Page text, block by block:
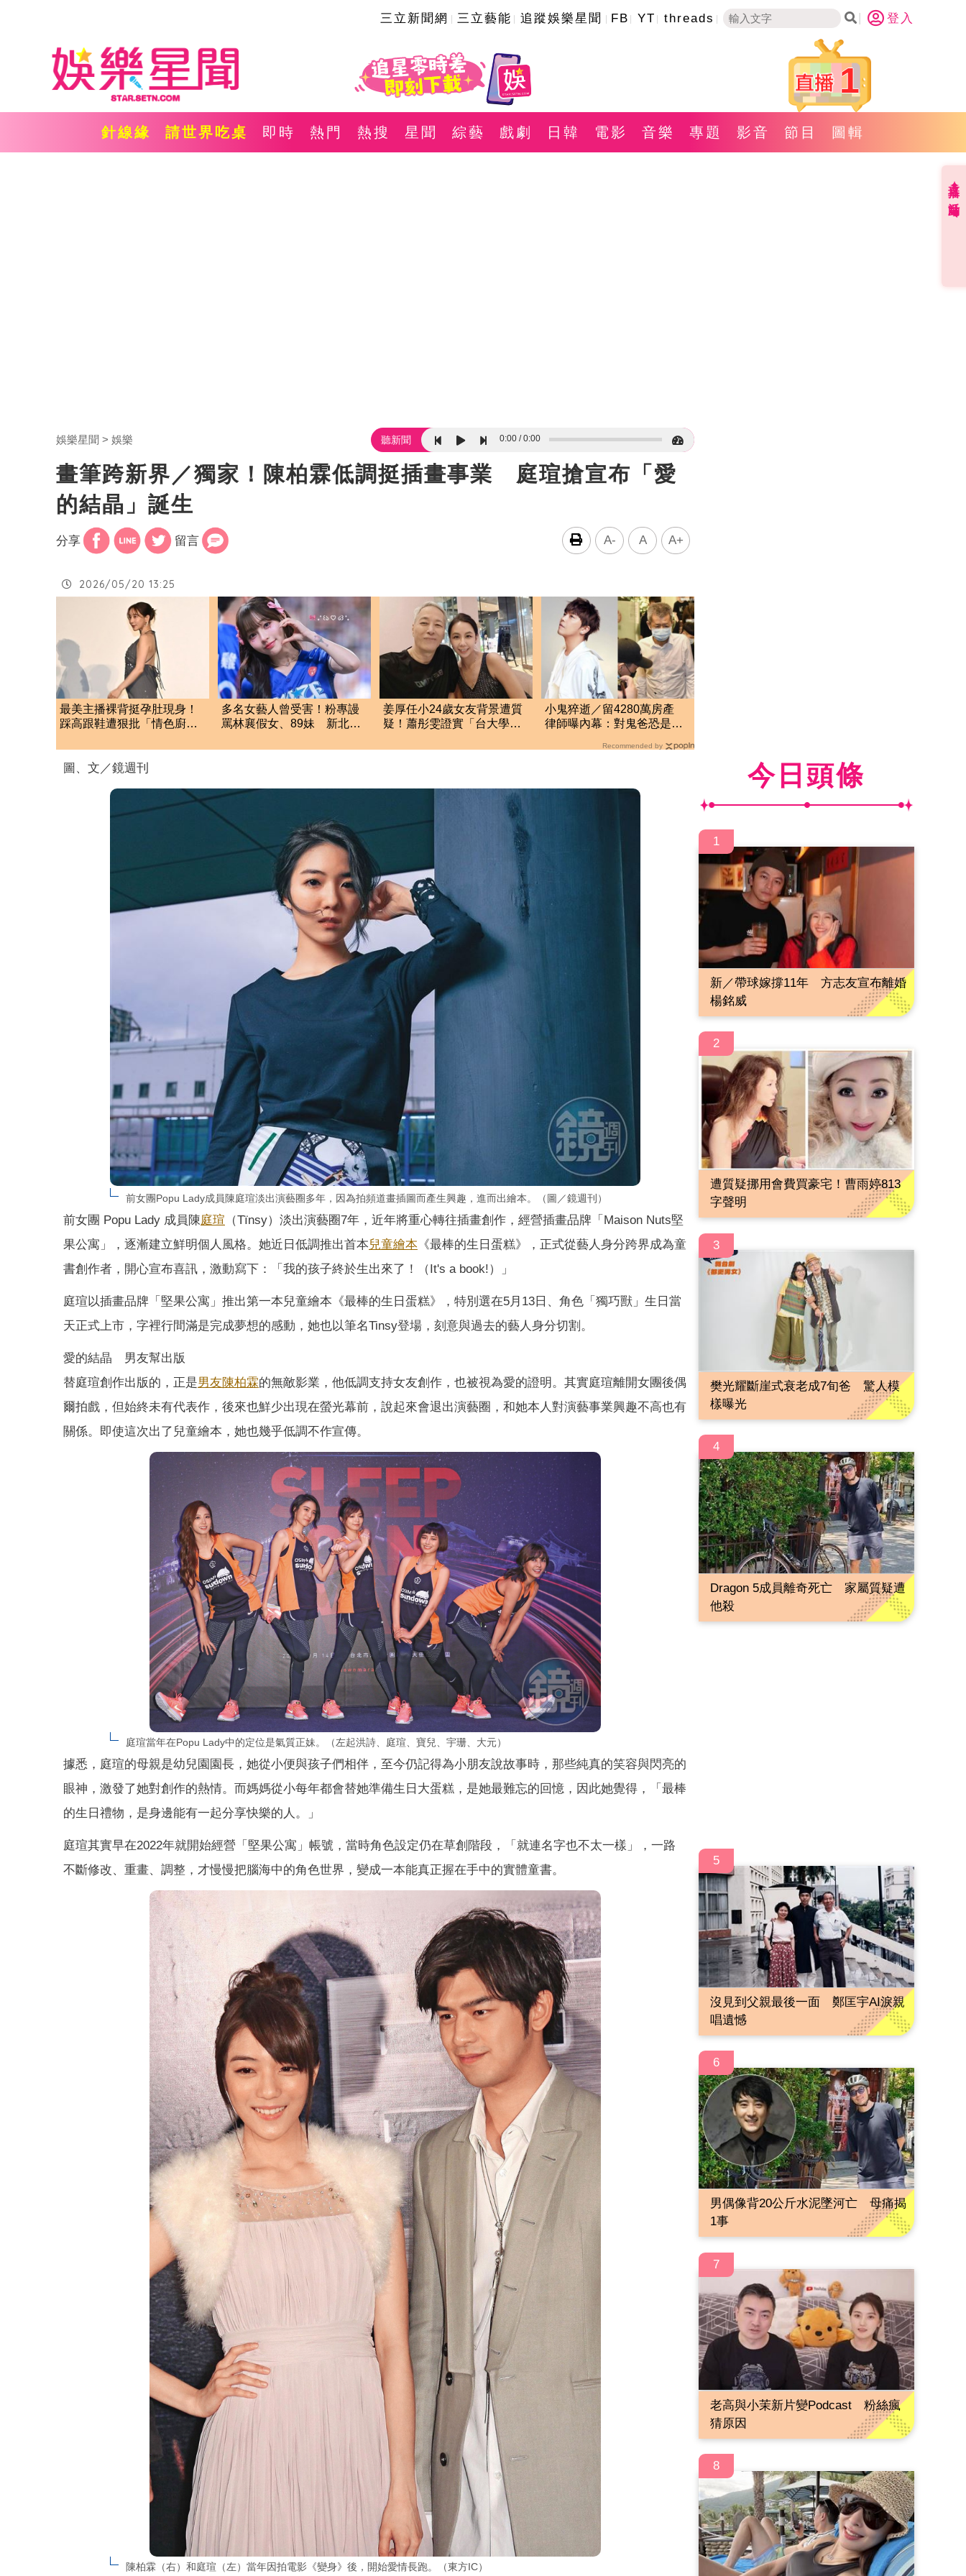
三立新聞網 三立藝能 追蹤娛樂星聞 FB YT threads 登入
1
針線緣 請世界吃桌 即時 熱門 熱搜 星聞 綜藝 戲劇 日韓 電影 音樂 專題 影音 節目 圖輯
娛樂星聞 娛樂 聽新聞 0:00 0:00
畫筆跨新界／獨家！陳柏霖低調挺插畫事業 庭瑄搶宣布「愛
的結晶」誕生
分享 留言 A- A A+
2026/05/20 13:25
最美主播裸背挺孕肚現身！
踩高跟鞋遭狠批「情色廚
多名女藝人曾受害！粉專謾
罵林襄假女、89妹 新北男
姜厚任小24歲女友背景遭質
疑！蕭彤雯證實「台大學歷
小鬼猝逝／留4280萬房產
律師曝內幕：對鬼爸恐是負
Recommended by
圖、文／鏡週刊
前女團Popu Lady成員陳庭瑄淡出演藝圈多年，因為拍頻道畫插圖而產生興趣，進而出繪本。（圖／鏡週刊）
前女團 Popu Lady 成員陳庭瑄 （Tïnsy）淡出演藝圈7年，近年將重心轉往插畫創作，經營插畫品牌「Maison Nuts堅
果公寓」，逐漸建立鮮明個人風格。她近日低調推出首本兒童繪本 《最棒的生日蛋糕》，正式從藝人身分跨界成為童
書創作者，開心宣布喜訊，激動寫下：「我的孩子終於生出來了！（It's a book!）」
庭瑄以插畫品牌「堅果公寓」推出第一本兒童繪本《最棒的生日蛋糕》，特別選在5月13日、角色「獨巧獸」生日當
天正式上市，字裡行間滿是完成夢想的感動，她也以筆名Tinsy登場，刻意與過去的藝人身分切割。
愛的結晶 男友幫出版
替庭瑄創作出版的，正是男友陳柏霖的無敵影業，他低調支持女友創作，也被視為愛的證明。其實庭瑄離開女團後偶
爾拍戲，但始終未有代表作，後來也鮮少出現在螢光幕前，說起來會退出演藝圈，和她本人對演藝事業興趣不高也有
關係。即使這次出了兒童繪本，她也幾乎低調不作宣傳。
庭瑄當年在Popu Lady中的定位是氣質正妹。（左起洪詩、庭瑄、寶兒、宇珊、大元）
據悉，庭瑄的母親是幼兒園園長，她從小便與孩子們相伴，至今仍記得為小朋友說故事時，那些純真的笑容與閃亮的
眼神，激發了她對創作的熱情。而媽媽從小每年都會替她準備生日大蛋糕，是她最難忘的回憶，因此她覺得，「最棒
的生日禮物，是身邊能有一起分享快樂的人。」
庭瑄其實早在2022年就開始經營「堅果公寓」帳號，當時角色設定仍在草創階段，「就連名字也不太一樣」，一路
不斷修改、重畫、調整，才慢慢把腦海中的角色世界，變成一本能真正握在手中的實體童書。
陳柏霖（右）和庭瑄（左）當年因拍電影《變身》後，開始愛情長跑。（東方IC）
今日頭條
1
新／帶球嫁撐11年 方志友宣布離婚
楊銘威
2
遭質疑挪用會費買豪宅！曹雨婷813
字聲明
3
樊光耀斷崖式衰老成7旬爸 驚人模
樣曝光
4
Dragon 5成員離奇死亡 家屬質疑遭
他殺
5
沒見到父親最後一面 鄭匡宇AI淚親
唱遺憾
6
男偶像背20公斤水泥墜河亡 母痛揭
1事
7
老高與小茉新片變Podcast 粉絲瘋
猜原因
8
直播✦活動